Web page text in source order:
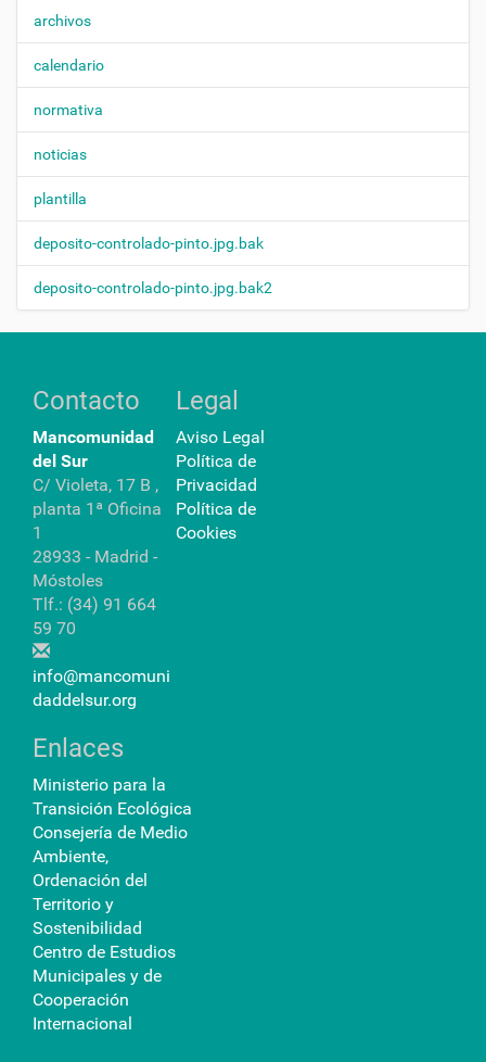
archivos
calendario
normativa
noticias
plantilla
deposito-controlado-pinto.jpg.bak
deposito-controlado-pinto.jpg.bak2
Contacto
Mancomunidad
del Sur
C/ Violeta, 17 B ,
planta 1ª Oficina
1
28933 - Madrid -
Móstoles
Tlf.: (34) 91 664
59 70
info@mancomuni
daddelsur.org
Legal
Aviso Legal
Política de
Privacidad
Política de
Cookies
Enlaces
Ministerio para la
Transición Ecológica
Consejería de Medio
Ambiente,
Ordenación del
Territorio y
Sostenibilidad
Centro de Estudios
Municipales y de
Cooperación
Internacional